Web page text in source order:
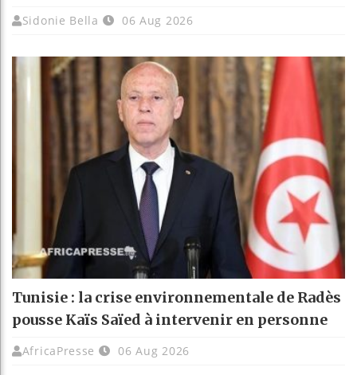
Sidonie Bella 06 Aug 2026
Tunisie : la crise environnementale de Radès
pousse Kaïs Saïed à intervenir en personne
AfricaPresse 06 Aug 2026